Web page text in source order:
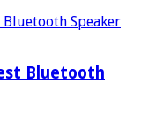
Bluetooth